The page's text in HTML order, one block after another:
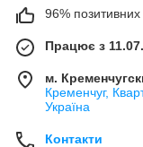
96% позитивних
Працює з
м.
Кременчуг,
Україна
Контакти